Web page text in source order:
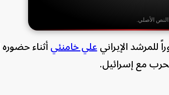
الأصلي.
للمرشد الإيرانيعلي خامنئيأثناء حضوره
مع إسرائيل.